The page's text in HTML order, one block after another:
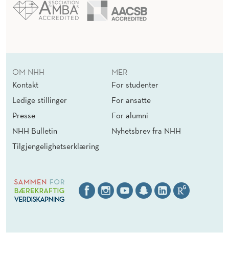
OM NHH
Kontakt
Ledige stillinger
Presse
NHH Bulletin
Tilgjengelighetserklæring
MER
For studenter
For ansatte
For alumni
Nyhetsbrev fra NHH